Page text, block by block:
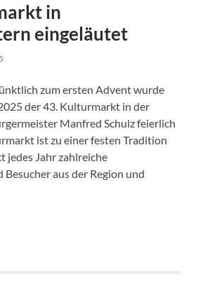
in
eingeläutet
zum ersten Advent wurde
der 43. Kulturmarkt in der
Manfred Schulz feierlich
ist zu einer festen Tradition
jedes Jahr zahlreiche
Besucher aus der Region und